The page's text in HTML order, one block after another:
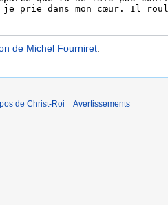
de Michel Fourniret.
de Christ-Roi Avertissements